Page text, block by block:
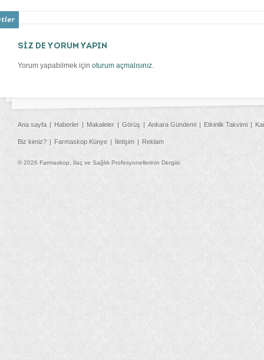
SİZ DE YORUM YAPIN
Yorum yapabilmek için oturum açmalısınız.
Ana sayfa Haberler Makaleler Görüş Ankara Gündemi Etkinlik Takvimi
Biz kimiz? Farmaskop Künye İletişim Reklam
© 2026 Farmaskop, İlaç ve Sağlık Profesyonellerinin Dergisi